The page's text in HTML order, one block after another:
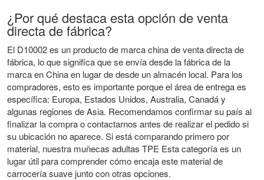
¿Por qué destaca esta opción de venta
directa de fábrica?
El D10002 es un producto de marca china de venta directa de
fábrica, lo que significa que se envía desde la fábrica de la
marca en China en lugar de desde un almacén local. Para los
compradores, esto es importante porque el área de entrega es
específica: Europa, Estados Unidos, Australia, Canadá y
algunas regiones de Asia. Recomendamos confirmar su país al
finalizar la compra o contactarnos antes de realizar el pedido si
su ubicación no aparece. Si está comparando primero por
material, nuestra muñecas adultas TPE Esta categoría es un
lugar útil para comprender cómo encaja este material de
carrocería suave junto con otras opciones.